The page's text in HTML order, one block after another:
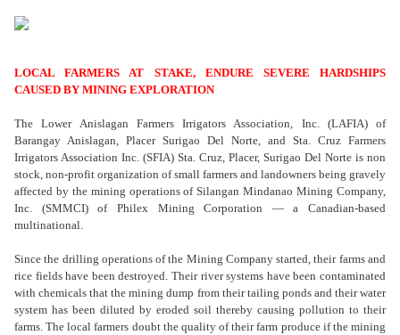
LOCAL FARMERS AT STAKE, ENDURE SEVERE HARDSHIPS
CAUSED BY MINING EXPLORATION
The Lower Anislagan Farmers Irrigators Association, Inc. (LAFIA) of
Barangay Anislagan, Placer Surigao Del Norte, and Sta. Cruz Farmers
Irrigators Association Inc. (SFIA) Sta. Cruz, Placer, Surigao Del Norte is non
stock, non-profit organization of small farmers and landowners being gravely
affected by the mining operations of Silangan Mindanao Mining Company,
Inc. (SMMCI) of Philex Mining Corporation — a Canadian-based
multinational.
Since the drilling operations of the Mining Company started, their farms and
rice fields have been destroyed. Their river systems have been contaminated
with chemicals that the mining dump from their tailing ponds and their water
system has been diluted by eroded soil thereby causing pollution to their
farms. The local farmers doubt the quality of their farm produce if the mining